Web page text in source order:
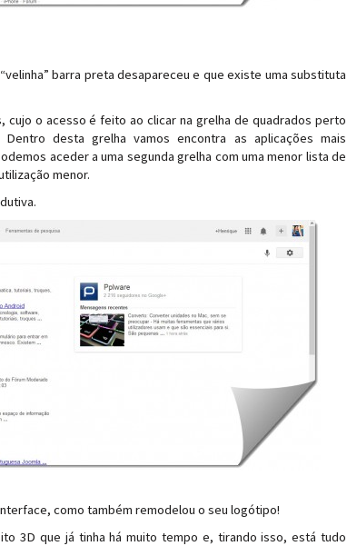
barra preta desapareceu e que existe uma substituta
cujo o acesso é feito ao clicar na grelha de quadrados perto
desta grelha vamos encontra as aplicações mais
aceder a uma segunda grelha com uma menor lista de
menor.
como também remodelou o seu logótipo!
3D que já tinha há muito tempo e, tirando isso, está tudo